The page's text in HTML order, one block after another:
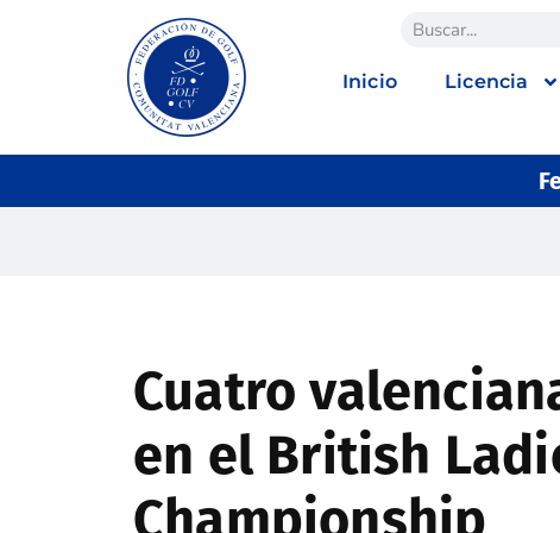
Inicio Licencia
Cuatro
en el British
Championship